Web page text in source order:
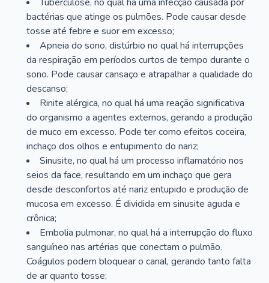
bactérias que atinge os pulmões. Pode causar desde
tosse até febre e suor em excesso;
Apneia do sono, distúrbio no qual há interrupções
da respiração em períodos curtos de tempo durante o
sono. Pode causar cansaço e atrapalhar a qualidade do
descanso;
Rinite alérgica, no qual há uma reação significativa
do organismo a agentes externos, gerando a produção
de muco em excesso. Pode ter como efeitos coceira,
inchaço dos olhos e entupimento do nariz;
Sinusite, no qual há um processo inflamatório nos
seios da face, resultando em um inchaço que gera
desde desconfortos até nariz entupido e produção de
mucosa em excesso. É dividida em sinusite aguda e
crônica;
Embolia pulmonar, no qual há a interrupção do fluxo
sanguíneo nas artérias que conectam o pulmão.
Coágulos podem bloquear o canal, gerando tanto falta
de ar quanto tosse;